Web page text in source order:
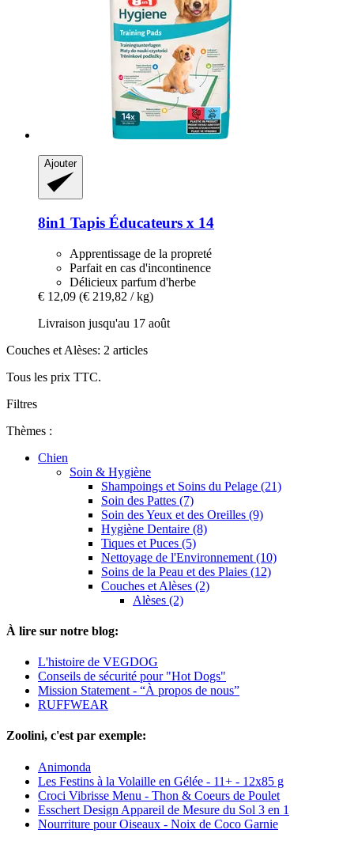
Ajouter
8in1 Tapis Éducateurs x 14
Apprentissage de la propreté
Parfait en cas d'incontinence
Délicieux parfum d'herbe
€ 12,09 (€ 219,82 / kg)
Livraison jusqu'au 17 août
Couches et Alèses: 2 articles
Tous les prix TTC.
Filtres
Thèmes :
Chien
Soin & Hygiène
Shampoings et Soins du Pelage (21)
Soin des Pattes (7)
Soin des Yeux et des Oreilles (9)
Hygiène Dentaire (8)
Tiques et Puces (5)
Nettoyage de l'Environnement (10)
Soins de la Peau et des Plaies (12)
Couches et Alèses (2)
Alèses (2)
À lire sur notre blog:
L'histoire de VEGDOG
Conseils de sécurité pour "Hot Dogs"
Mission Statement - “À propos de nous”
RUFFWEAR
Zoolini, c'est par exemple:
Animonda
Les Festins à la Volaille en Gélée - 11+ - 12x85 g
Croci Vibrisse Menu - Thon & Coeurs de Poulet
Esschert Design Appareil de Mesure du Sol 3 en 1
Nourriture pour Oiseaux - Noix de Coco Garnie